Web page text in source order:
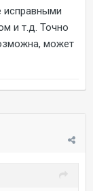
исправными
и т.д. Точно
может